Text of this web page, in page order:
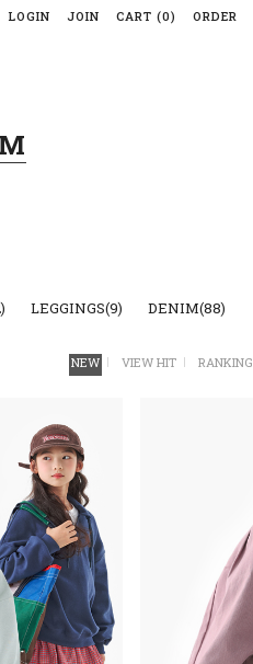
LOGIN JOIN CART (0) ORDER
LEGGINGS(9) DENIM(88)
NEW VIEW HIT RANKING